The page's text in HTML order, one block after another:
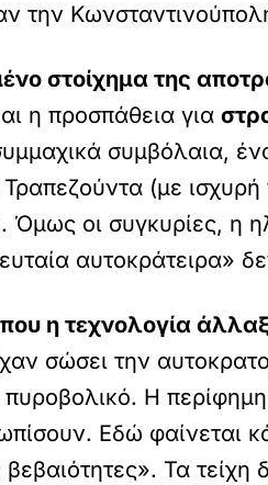
την
στοίχημα της
η προσπάθεια για
συμβόλαια,
(με
οι συγκυρίες, η
αυτοκράτειρα»
η τεχνολογία
σώσει την
Η περίφημη
Εδώ φαίνεται
Τα τείχη